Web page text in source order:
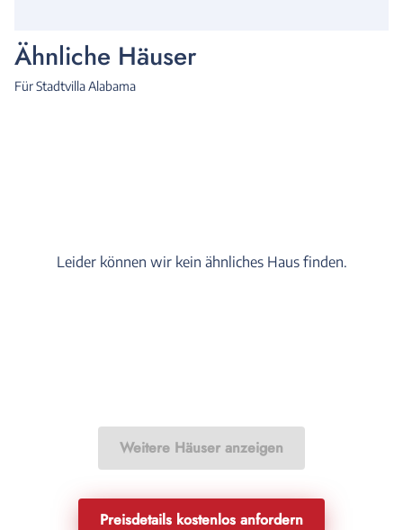
Ähnliche Häuser
Für Stadtvilla Alabama
Leider können wir kein ähnliches Haus finden.
Weitere Häuser anzeigen
Preisdetails kostenlos anfordern